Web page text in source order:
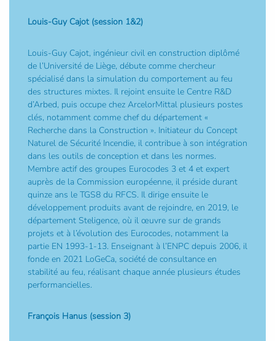
Louis-Guy Cajot (session 1&2)
Louis-Guy Cajot, ingénieur civil en construction diplômé
de l’Université de Liège, débute comme chercheur
spécialisé dans la simulation du comportement au feu
des structures mixtes. Il rejoint ensuite le Centre R&D
d’Arbed, puis occupe chez ArcelorMittal plusieurs postes
clés, notamment comme chef du département «
Recherche dans la Construction ». Initiateur du Concept
Naturel de Sécurité Incendie, il contribue à son intégration
dans les outils de conception et dans les normes.
Membre actif des groupes Eurocodes 3 et 4 et expert
auprès de la Commission européenne, il préside durant
quinze ans le TGS8 du RFCS. Il dirige ensuite le
développement produits avant de rejoindre, en 2019, le
département Steligence, où il œuvre sur de grands
projets et à l’évolution des Eurocodes, notamment la
partie EN 1993-1-13. Enseignant à l’ENPC depuis 2006, il
fonde en 2021 LoGeCa, société de consultance en
stabilité au feu, réalisant chaque année plusieurs études
performancielles.
François Hanus (session 3)